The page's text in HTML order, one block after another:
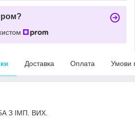
Доставка Оплата Умови
З ІМП. ВИХ.